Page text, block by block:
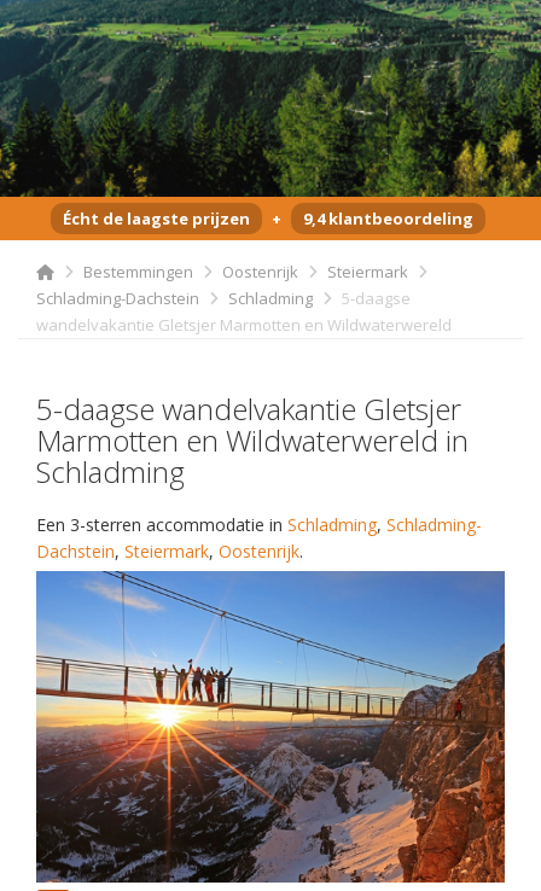
Écht de laagste prijzen + 9,4 klantbeoordeling
Bestemmingen Oostenrijk
Steiermark
Schladming-Dachstein
Schladming
5-daagse
wandelvakantie Gletsjer Marmotten en Wildwaterwereld
5-daagse wandelvakantie Gletsjer
Marmotten en Wildwaterwereld in
Schladming
Een 3-sterren accommodatie in Schladming, Schladming-
Dachstein, Steiermark, Oostenrijk.